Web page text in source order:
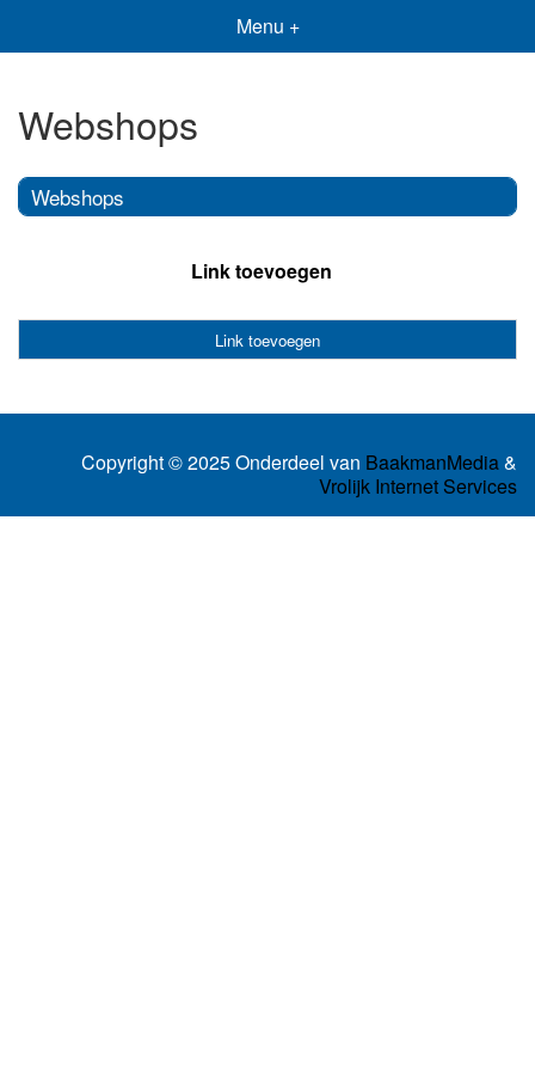
Menu +
Webshops
Webshops
Link toevoegen
Link toevoegen
Copyright © 2025 Onderdeel van BaakmanMedia&
Vrolijk Internet Services